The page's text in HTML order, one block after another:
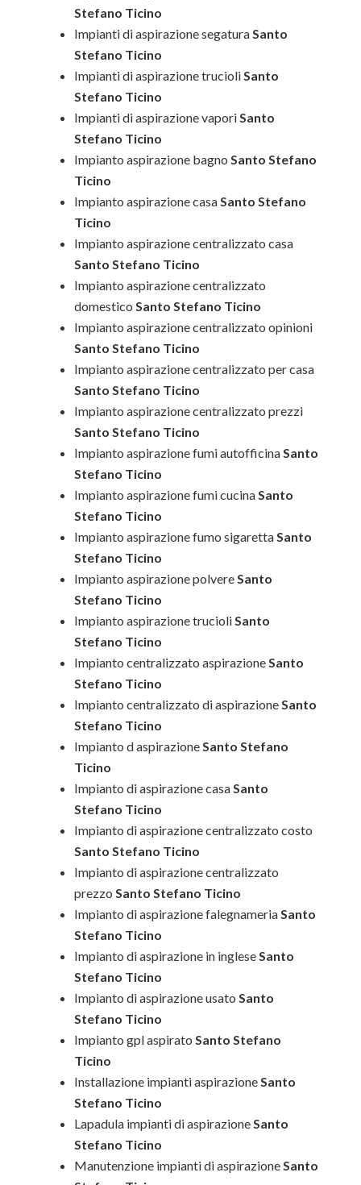
Stefano Ticino
Impianti di aspirazione segaturaSanto
Stefano Ticino
Impianti di aspirazione trucioliSanto
Stefano Ticino
Impianti di aspirazione vaporiSanto
Stefano Ticino
Impianto aspirazione bagno Santo Stefano
Ticino
Impianto aspirazione casaSanto Stefano
Ticino
Impianto aspirazione centralizzato casa
Santo Stefano Ticino
Impianto aspirazione centralizzato
domestico Santo Stefano Ticino
Impianto aspirazione centralizzato opinioni
Santo Stefano Ticino
Impianto aspirazione centralizzato per casa
Santo Stefano Ticino
Impianto aspirazione centralizzato prezzi
Santo Stefano Ticino
Impianto aspirazione fumi autofficinaSanto
Stefano Ticino
Impianto aspirazione fumi cucinaSanto
Stefano Ticino
Impianto aspirazione fumo sigarettaSanto
Stefano Ticino
Impianto aspirazione polvereSanto
Stefano Ticino
Impianto aspirazione trucioliSanto
Stefano Ticino
Impianto centralizzato aspirazioneSanto
Stefano Ticino
Impianto centralizzato di aspirazioneSanto
Stefano Ticino
Impianto d aspirazioneSanto Stefano
Ticino
Impianto di aspirazione casaSanto
Stefano Ticino
Impianto di aspirazione centralizzato costo
Santo Stefano Ticino
Impianto di aspirazione centralizzato
prezzo Santo Stefano Ticino
Impianto di aspirazione falegnameriaSanto
Stefano Ticino
Impianto di aspirazione in ingleseSanto
Stefano Ticino
Impianto di aspirazione usato Santo
Stefano Ticino
Impianto gpl aspirato Santo Stefano
Ticino
Installazione impianti aspirazioneSanto
Stefano Ticino
Lapadula impianti di aspirazioneSanto
Stefano Ticino
Manutenzione impianti di aspirazioneSanto